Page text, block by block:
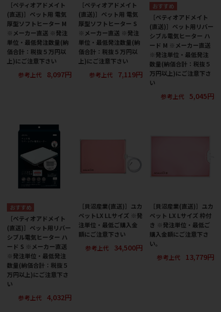
［ペティオアドメイト
(直送)］ペット用 電気
厚型ソフトヒーター M
※メーカー直送 ※発注
単位・最低発注数量(納
価合計：税抜５万円以
上)にご注意下さい
参考上代
8,097円
［ペティオアドメイト
(直送)］ペット用 電気
厚型ソフトヒーター S
※メーカー直送 ※発注
単位・最低発注数量(納
価合計：税抜５万円以
上)にご注意下さい
参考上代
7,119円
［ペティオアドメイト
(直送)］ペット用リバー
シブル電気ヒーター ハ
ード M ※メーカー直送
※発注単位・最低発注
数量(納価合計：税抜５
万円以上)にご注意下さ
い
参考上代
5,045円
［ペティオアドメイト
(直送)］ペット用リバー
シブル電気ヒーター ハ
ード S ※メーカー直送
※発注単位・最低発注
数量(納価合計：税抜５
万円以上)にご注意下さ
い
参考上代
4,032円
［貝沼産業(直送)］ユカ
ペットLX LLサイズ ※発
注単位・最低ご購入金
額にご注意下さい
参考上代
34,500円
［貝沼産業(直送)］ユカ
ペット LX Lサイズ 枠付
き ※発注単位・最低ご
購入金額にご注意下さ
い。
参考上代
13,779円